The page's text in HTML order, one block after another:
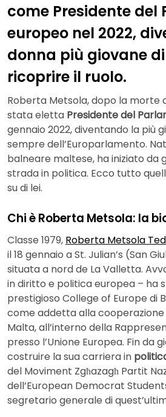
come Presidente del
europeo nel 2022,
donna più giovane
ricoprire il ruolo.
Roberta Metsola, dopo la morte
stata eletta Presidente del
gennaio 2022, diventando la più
sempre dell’Europarlamento.
balneare maltese, ha iniziato da
strada in politica. Ecco tutto
su di lei.
Chi è Roberta Metsola: la
Classe 1979, Roberta Metsola
il 18 gennaio a St. Julian’s (San
situata a nord de La Valletta.
in diritto e politica europea – ha
prestigioso College of Europe di
come addetta alla cooperazione
Malta, all’interno della
presso l’Unione Europea. Fin da
costruire la sua carriera in
del Moviment Zgħazagħ Partit
dell’European Democrat
segretario generale di